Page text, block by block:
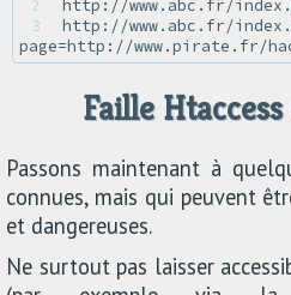
2
3
http://www.abc.fr/
Faille
Passons maintenant à
connues, mais qui peuvent
et dangereuses.
Ne surtout pas laisser